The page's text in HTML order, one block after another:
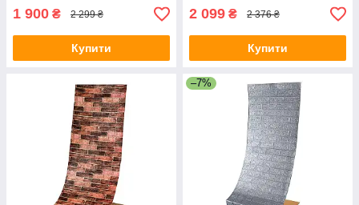
1 900 ₴ 2 299 ₴
Купити
2 099 ₴ 2 376 ₴
Купити
–7%